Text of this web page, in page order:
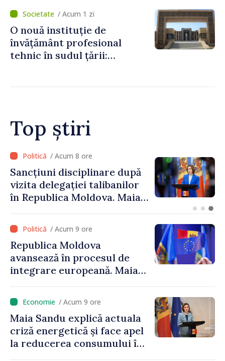
statului peste 2,4 milioane
de lei
/ Acum 1 zi
O nouă instituție de
învățământ profesional
tehnic în sudul țării:
Top știri
/ Acum 8 ore
Sancțiuni disciplinare după
vizita delegației talibanilor
în Republica Moldova. Maia
oameni cu funcții înalte nu
cunosc politica statului”
/ Acum 9 ore
Republica Moldova
avansează în procesul de
integrare europeană. Maia
niciun stat”
/ Acum 9 ore
Maia Sandu explică actuala
criză energetică și face apel
la reducerea consumului în